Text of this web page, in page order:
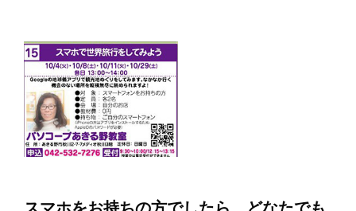
スマホをお持ちの方でしたら、どなたでも